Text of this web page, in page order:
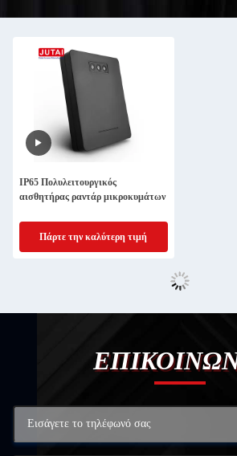
IP65 Πολυλειτουργικός
αισθητήρας ραντάρ μικροκυμάτων
Πάρτε την καλύτερη τιμή